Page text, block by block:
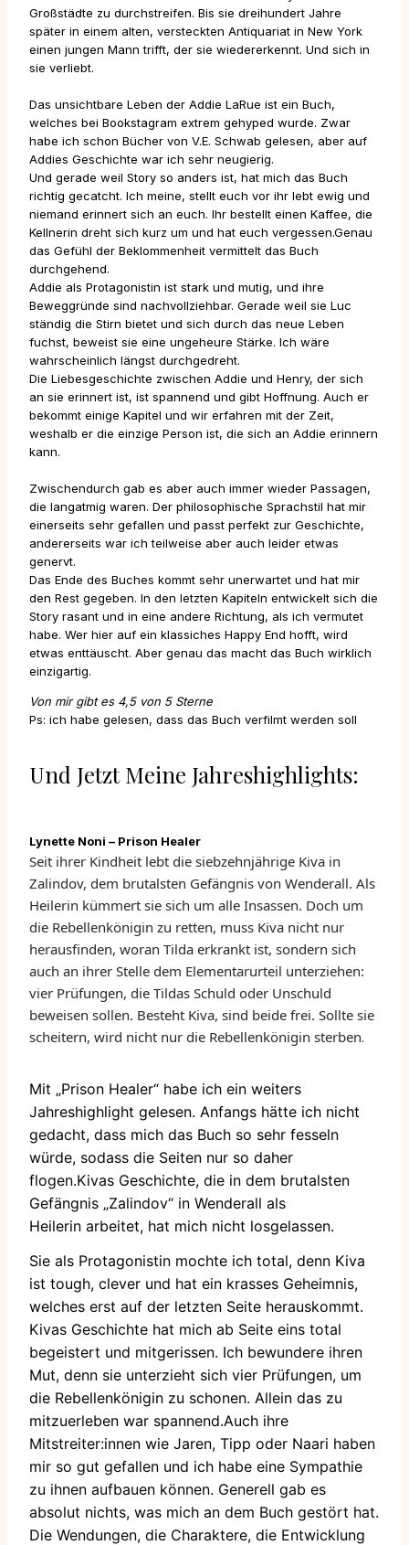
Großstädte zu durchstreifen. Bis sie dreihundert Jahre
später in einem alten, versteckten Antiquariat in New York
einen jungen Mann trifft, der sie wiedererkennt. Und sich in
sie verliebt.
Das unsichtbare Leben der Addie LaRue ist ein Buch,
welches bei Bookstagram extrem gehyped wurde. Zwar
habe ich schon Bücher von V.E. Schwab gelesen, aber auf
Addies Geschichte war ich sehr neugierig.
Und gerade weil Story so anders ist, hat mich das Buch
richtig gecatcht. Ich meine, stellt euch vor ihr lebt ewig und
niemand erinnert sich an euch. Ihr bestellt einen Kaffee, die
Kellnerin dreht sich kurz um und hat euch vergessen.Genau
das Gefühl der Beklommenheit vermittelt das Buch
durchgehend.
Addie als Protagonistin ist stark und mutig, und ihre
Beweggründe sind nachvollziehbar. Gerade weil sie Luc
ständig die Stirn bietet und sich durch das neue Leben
fuchst, beweist sie eine ungeheure Stärke. Ich wäre
wahrscheinlich längst durchgedreht.
Die Liebesgeschichte zwischen Addie und Henry, der sich
an sie erinnert ist, ist spannend und gibt Hoffnung. Auch er
bekommt einige Kapitel und wir erfahren mit der Zeit,
weshalb er die einzige Person ist, die sich an Addie erinnern
kann.
Zwischendurch gab es aber auch immer wieder Passagen,
die langatmig waren. Der philosophische Sprachstil hat mir
einerseits sehr gefallen und passt perfekt zur Geschichte,
andererseits war ich teilweise aber auch leider etwas
genervt.
Das Ende des Buches kommt sehr unerwartet und hat mir
den Rest gegeben. In den letzten Kapiteln entwickelt sich die
Story rasant und in eine andere Richtung, als ich vermutet
habe. Wer hier auf ein klassiches Happy End hofft, wird
etwas enttäuscht. Aber genau das macht das Buch wirklich
einzigartig.
Von mir gibt es 4,5 von 5 Sterne
Ps: ich habe gelesen, dass das Buch verfilmt werden soll
Und Jetzt Meine Jahreshighlights:
Lynette Noni – Prison Healer
Seit ihrer Kindheit lebt die siebzehnjährige Kiva in
Zalindov, dem brutalsten Gefängnis von Wenderall. Als
Heilerin kümmert sie sich um alle Insassen. Doch um
die Rebellenkönigin zu retten, muss Kiva nicht nur
herausfinden, woran Tilda erkrankt ist, sondern sich
auch an ihrer Stelle dem Elementarurteil unterziehen:
vier Prüfungen, die Tildas Schuld oder Unschuld
beweisen sollen. Besteht Kiva, sind beide frei. Sollte sie
scheitern, wird nicht nur die Rebellenkönigin sterben.
Mit „Prison Healer“ habe ich ein weiters
Jahreshighlight gelesen. Anfangs hätte ich nicht
gedacht, dass mich das Buch so sehr fesseln
würde, sodass die Seiten nur so daher
flogen.Kivas Geschichte, die in dem brutalsten
Gefängnis „Zalindov“ in Wenderall als
Heilerin arbeitet, hat mich nicht losgelassen.
Sie als Protagonistin mochte ich total, denn Kiva
ist tough, clever und hat ein krasses Geheimnis,
welches erst auf der letzten Seite herauskommt.
Kivas Geschichte hat mich ab Seite eins total
begeistert und mitgerissen. Ich bewundere ihren
Mut, denn sie unterzieht sich vier Prüfungen, um
die Rebellenkönigin zu schonen. Allein das zu
mitzuerleben war spannend.Auch ihre
Mitstreiter:innen wie Jaren, Tipp oder Naari haben
mir so gut gefallen und ich habe eine Sympathie
zu ihnen aufbauen können. Generell gab es
absolut nichts, was mich an dem Buch gestört hat.
Die Wendungen, die Charaktere, die Entwicklung